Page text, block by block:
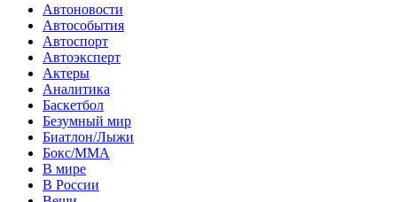
Автоновости
Автособытия
Автоспорт
Автоэксперт
Актеры
Аналитика
Баскетбол
Безумный мир
Биатлон/Лыжи
Бокс/MMA
В мире
В России